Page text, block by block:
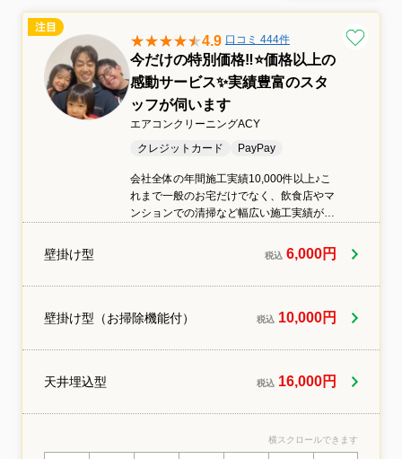
4.9 口コミ 444件
今だけの特別価格‼️⭐価格以上の
感動サービス✨実績豊富のスタ
ッフが伺います
エアコンクリーニングACY
クレジットカード
PayPay
会社全体の年間施工実績10,000件以上♪こ
れまで一般のお宅だけでなく、飲食店やマ
ンションでの清掃など幅広い施工実績がご
にやさしい洗剤を使用しています。小さな
お子様がおられたり、ペットを飼われてい
せください熟練のスタッフがお伺い♪しっか
ます。
壁掛け型 税込 6,000円
壁掛け型（お掃除機能付） 税込 10,000円
天井埋込型 税込 16,000円
横スクロールできます